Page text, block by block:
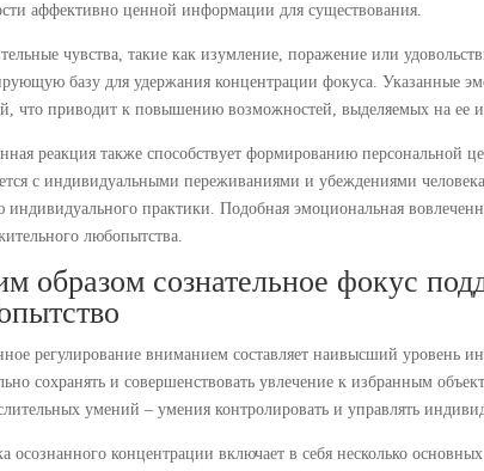
аффективно ценной информации для существования.
чувства, такие как изумление, поражение или
базу для удержания концентрации фокуса. Указанные
что приводит к повышению возможностей, выделяемых на ее
реакция также способствует формированию персональной
с индивидуальными переживаниями и убеждениями
индивидуального практики. Подобная эмоциональная
любопытства.
образом сознательное фокус
регулирование вниманием составляет наивысший уровень
сохранять и совершенствовать увлечение к избранным
умений – умения контролировать и управлять
осознанного концентрации включает в себя несколько